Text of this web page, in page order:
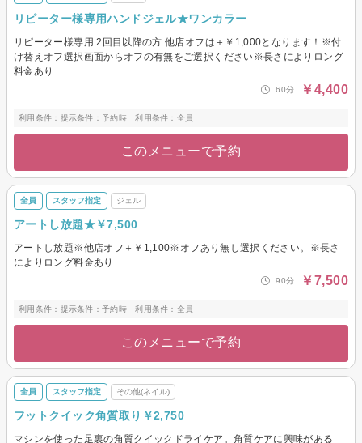
リピーター様専用ハンドジェル★ワンカラー
リピーター様専用 2回目以降の方 他店オフは＋￥1,000となります！※付
け替えオフ選択画面からオフの有無をご選択ください※長さによりロング
料金あり
60分 ￥4,400
利用条件：提示条件：予約時 利用条件：全員
このメニューで予約
全員 スタッフ指定 ジェル
アートし放題★￥7,500
アートし放題※他店オフ＋￥1,100※オフあり無し選択ください。※長さ
によりロング料金あり
90分 ￥7,500
利用条件：提示条件：予約時 利用条件：全員
このメニューで予約
全員 スタッフ指定 その他(ネイル)
フットクイック角質取り￥2,750
マシンを使った足裏の角質クイックドライケア。角質ケアに興味がある